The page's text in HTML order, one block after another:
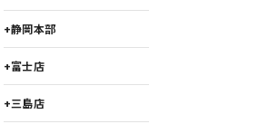
静岡本部
富士店
三島店